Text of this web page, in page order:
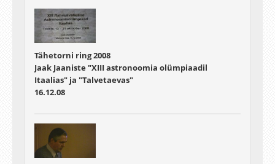
Tähetorni ring 2008
Jaak Jaaniste "XIII astronoomia olümpiaadil
Itaalias" ja "Talvetaevas"
16.12.08